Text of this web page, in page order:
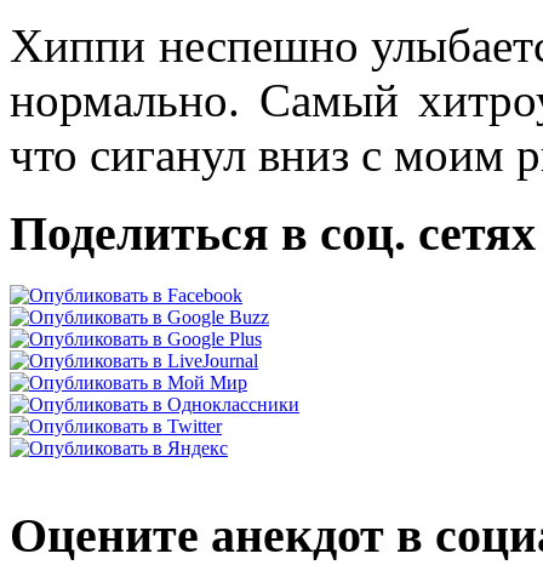
Хиппи неспешно
нормально. Самый
что сиганул вниз с моим
Поделиться в соц. сетях
Оцените анекдот в